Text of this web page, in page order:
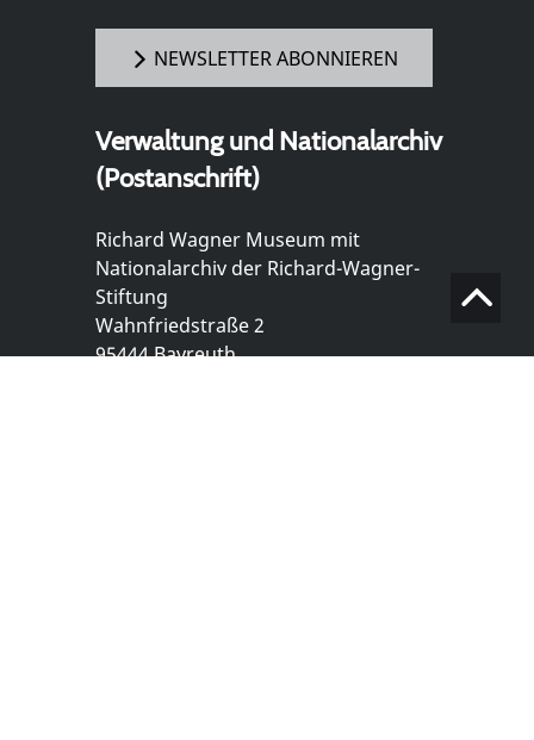
NEWSLETTER ABONNIEREN
Verwaltung und Nationalarchiv
(Postanschrift)
Richard Wagner Museum mit
Nationalarchiv der Richard-Wagner-
Stiftung
Wahnfriedstraße 2
95444 Bayreuth